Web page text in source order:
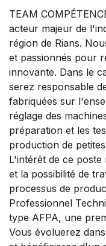
TEAM
acteur majeur de
région de Rians.
et passionnés pour
innovante. Dans le
serez responsable
fabriquées sur
réglage des
préparation et les
production de
L'intérêt de ce poste
et la possibilité de
processus de
Professionnel
type AFPA, une
Vous évoluerez